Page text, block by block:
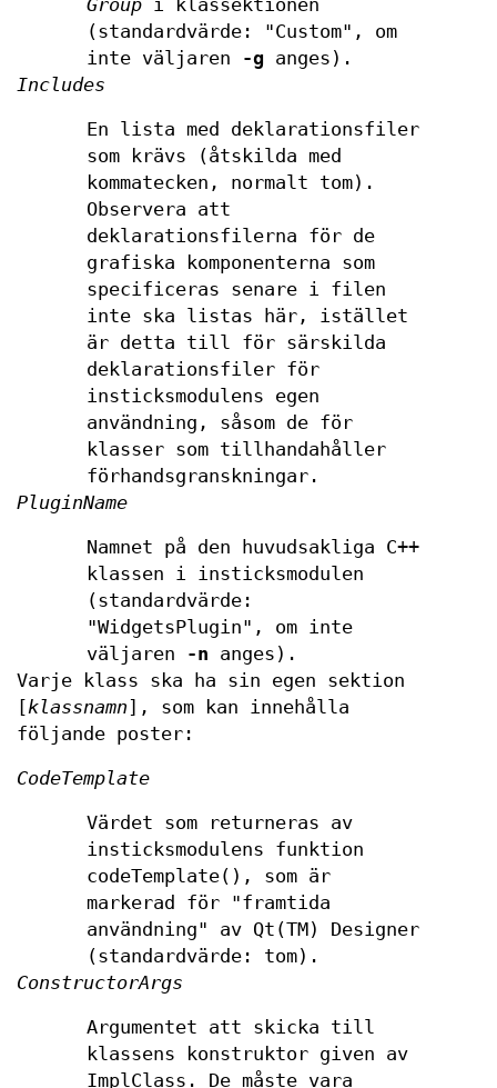
Group i klassektionen
(standardvärde: "Custom", om
inte väljaren -g anges).
Includes
En lista med deklarationsfiler
som krävs (åtskilda med
kommatecken, normalt tom).
Observera att
deklarationsfilerna för de
grafiska komponenterna som
specificeras senare i filen
inte ska listas här, istället
är detta till för särskilda
deklarationsfiler för
insticksmodulens egen
användning, såsom de för
klasser som tillhandahåller
förhandsgranskningar.
PluginName
Namnet på den huvudsakliga C++
klassen i insticksmodulen
(standardvärde:
"WidgetsPlugin", om inte
väljaren -n anges).
Varje klass ska ha sin egen sektion
[klassnamn], som kan innehålla
följande poster:
CodeTemplate
Värdet som returneras av
insticksmodulens funktion
codeTemplate(), som är
markerad för "framtida
användning" av Qt(TM) Designer
(standardvärde: tom).
ConstructorArgs
Argumentet att skicka till
klassens konstruktor given av
ImplClass. De måste vara